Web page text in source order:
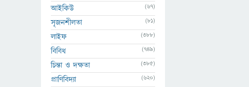
আইকিউ (67)
সৃজনশীলতা (81)
লাইফ (388)
বিবিধ (749)
চিন্তা ও দক্ষতা (385)
প্রাণিবিদ্যা (620)